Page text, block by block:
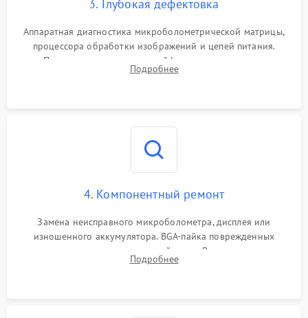
3. Глубокая дефектовка
Аппаратная диагностика микроболометрической матрицы,
процессора обработки изображений и цепей питания.
Проверка целостности шлейфов, модуля памяти и
интерфейсов связи. Выявление сгоревших SMD-компонентов
Подробнее
4. Компонентный ремонт
Замена неисправного микроболометра, дисплея или
изношенного аккумулятора. BGA-пайка поврежденных
контроллеров на материнской плате. Восстановление
разъемов и кнопок, замена поврежденных элементов
Подробнее